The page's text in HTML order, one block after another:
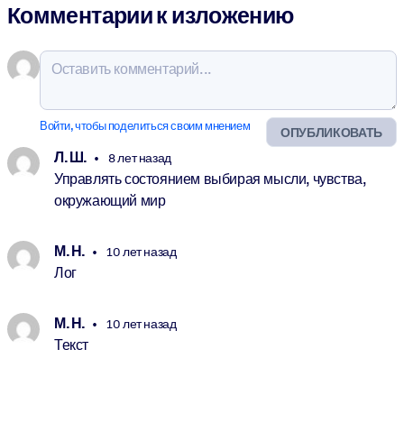
Комментарии к изложению
ОПУБЛИКОВАТЬ
Войти, чтобы поделиться своим мнением
Л. Ш. 8 лет назад
Управлять состоянием выбирая мысли, чувства,
окружающий мир
М. Н. 10 лет назад
Лог
М. Н. 10 лет назад
Текст